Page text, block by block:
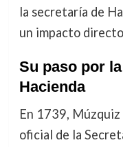
la secretaría de
un impacto
Su paso por
Hacienda
En 1739, Múzquiz
oficial de la